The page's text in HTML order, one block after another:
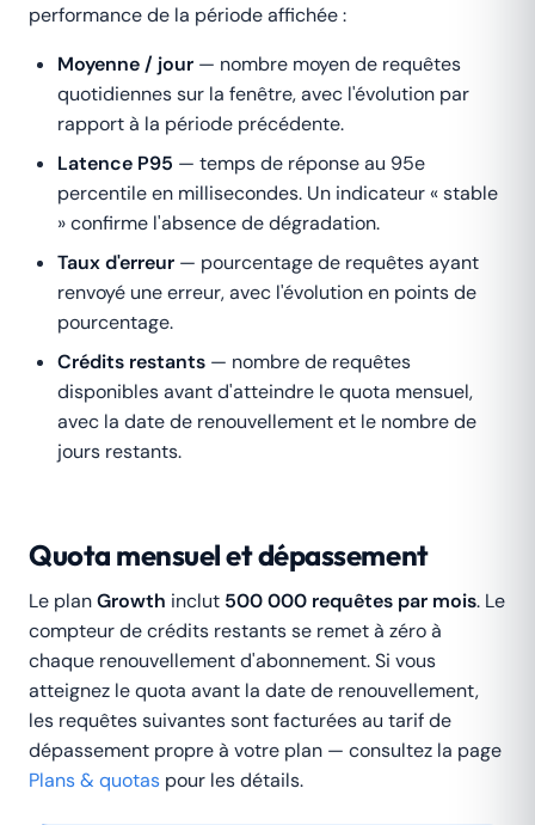
performance de la période affichée :
Moyenne / jour — nombre moyen de requêtes
quotidiennes sur la fenêtre, avec l'évolution par
rapport à la période précédente.
Latence P95 — temps de réponse au 95e
percentile en millisecondes. Un indicateur « stable
» confirme l'absence de dégradation.
Taux d'erreur — pourcentage de requêtes ayant
renvoyé une erreur, avec l'évolution en points de
pourcentage.
Crédits restants — nombre de requêtes
disponibles avant d'atteindre le quota mensuel,
avec la date de renouvellement et le nombre de
jours restants.
Quota mensuel et dépassement
Le planGrowth inclut 500 000 requêtes par mois. Le
compteur de crédits restants se remet à zéro à
chaque renouvellement d'abonnement. Si vous
atteignez le quota avant la date de renouvellement,
les requêtes suivantes sont facturées au tarif de
dépassement propre à votre plan — consultez la page
Plans & quotas pour les détails.